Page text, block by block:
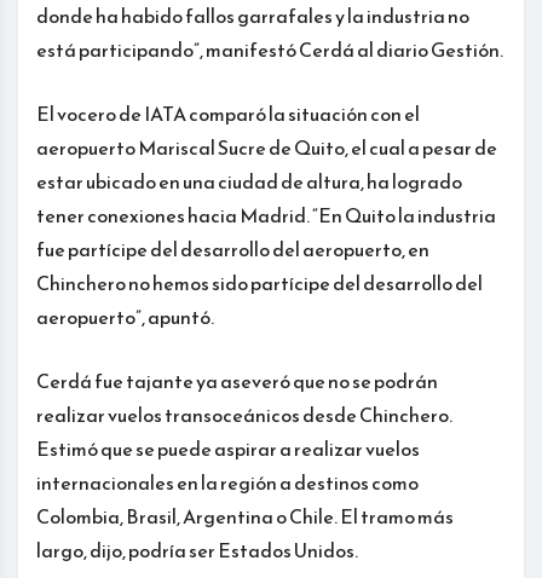
donde ha habido fallos garrafales y la industria no
está participando”, manifestó Cerdá al diario Gestión.
El vocero de IATA comparó la situación con el
aeropuerto Mariscal Sucre de Quito, el cual a pesar de
estar ubicado en una ciudad de altura, ha logrado
tener conexiones hacia Madrid. “En Quito la industria
fue partícipe del desarrollo del aeropuerto, en
Chinchero no hemos sido partícipe del desarrollo del
aeropuerto”, apuntó.
Cerdá fue tajante ya aseveró que no se podrán
realizar vuelos transoceánicos desde Chinchero.
Estimó que se puede aspirar a realizar vuelos
internacionales en la región a destinos como
Colombia, Brasil, Argentina o Chile. El tramo más
largo, dijo, podría ser Estados Unidos.